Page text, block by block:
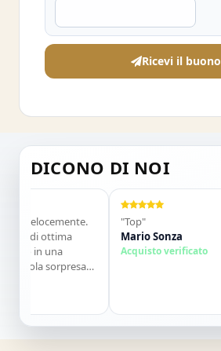
Ricevi il buono
DICONO DI NOI
sorpresa
"Top"
Mario Sonza
Acquisto verificato